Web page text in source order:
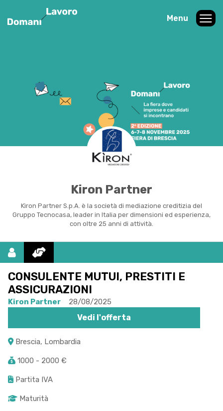
Menu
Kiron Partner
Kìron Partner S.p.A. è la società di mediazione creditizia del
Gruppo Tecnocasa, leader in Italia per dimensioni ed esperienza,
con oltre 25 anni di attività.
CONSULENTE MUTUI, PRESTITI E
ASSICURAZIONI
Kiron Partner 28/08/2025
Vedi l'offerta
Brescia, Lombardia
1000 - 2000 €
Partita IVA
Maturità